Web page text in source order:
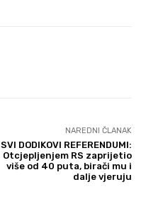
NAREDNI ČLANAK
SVI DODIKOVI REFERENDUMI:
Otcjepljenjem RS zaprijetio
više od 40 puta, birači mu i
dalje vjeruju